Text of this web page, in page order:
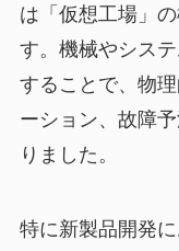
は「仮想工場」
す。機械やシス
することで、物
ーション、故障
りました。
特に新製品開発